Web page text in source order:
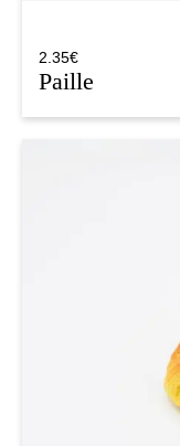
2.35€
Paille